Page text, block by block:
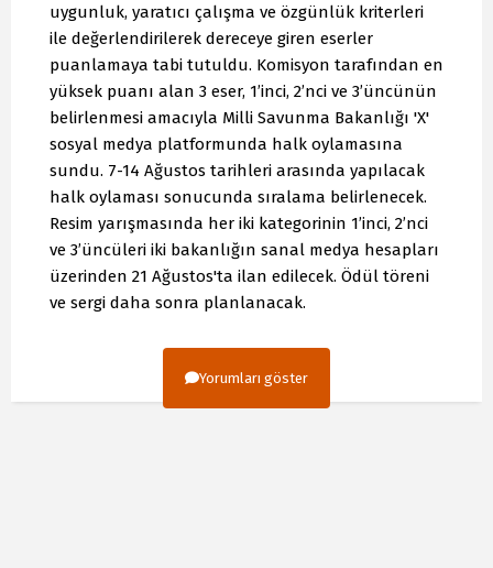
uygunluk, yaratıcı çalışma ve özgünlük kriterleri
ile değerlendirilerek dereceye giren eserler
puanlamaya tabi tutuldu. Komisyon tarafından en
yüksek puanı alan 3 eser, 1’inci, 2’nci ve 3’üncünün
belirlenmesi amacıyla Milli Savunma Bakanlığı 'X'
sosyal medya platformunda halk oylamasına
sundu. 7-14 Ağustos tarihleri arasında yapılacak
halk oylaması sonucunda sıralama belirlenecek.
Resim yarışmasında her iki kategorinin 1’inci, 2’nci
ve 3’üncüleri iki bakanlığın sanal medya hesapları
üzerinden 21 Ağustos'ta ilan edilecek. Ödül töreni
ve sergi daha sonra planlanacak.
Yorumları göster